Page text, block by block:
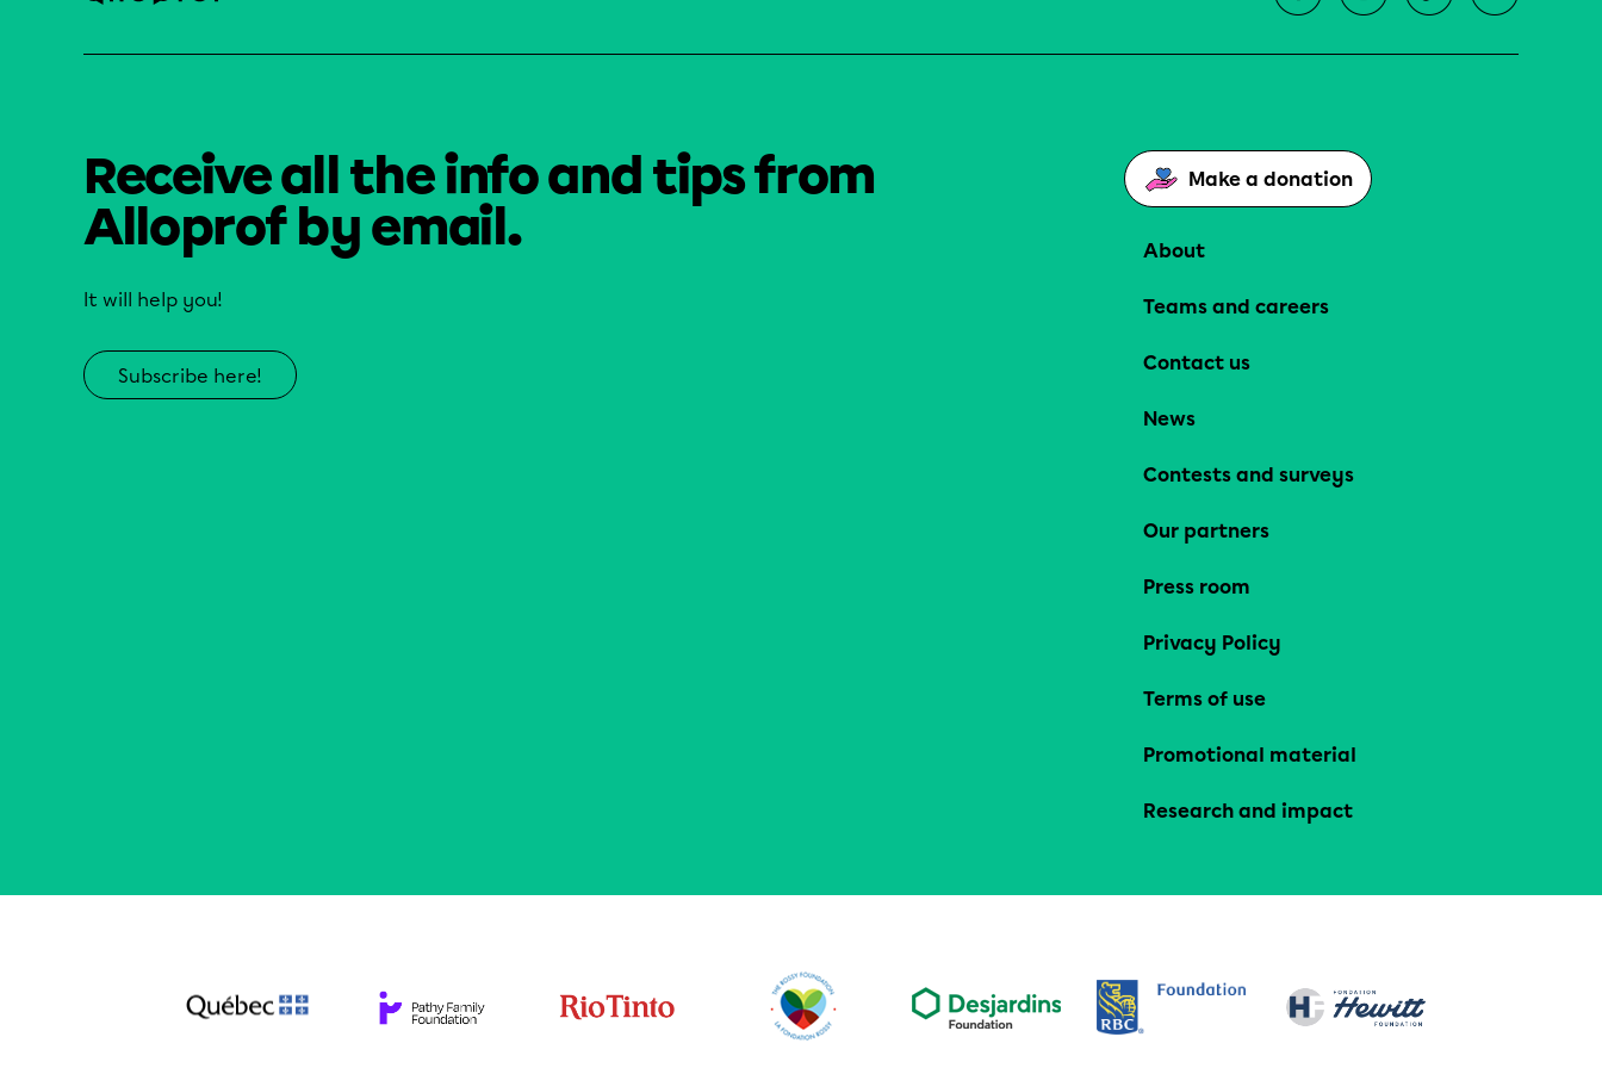
Receive all the info and tips from
Alloprof by email.
It will help you!
Subscribe here!
Make a donation
About
Teams and careers
Contact us
News
Contests and surveys
Our partners
Press room
Privacy Policy
Terms of use
Promotional material
Research and impact